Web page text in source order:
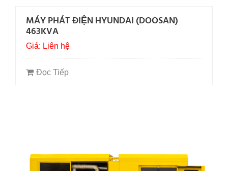
MÁY PHÁT ĐIỆN HYUNDAI (DOOSAN)
463KVA
Giá: Liên hệ
Đọc Tiếp